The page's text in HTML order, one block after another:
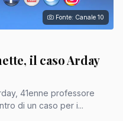
Fonte: Canale 10
il caso Arday
di un caso per i...